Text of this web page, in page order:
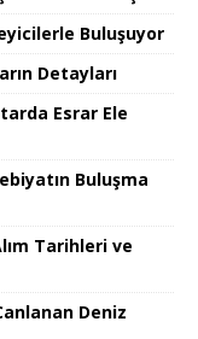
Buluşuyor
Detayları
Esrar Ele
Buluşma
Tarihleri ve
Deniz